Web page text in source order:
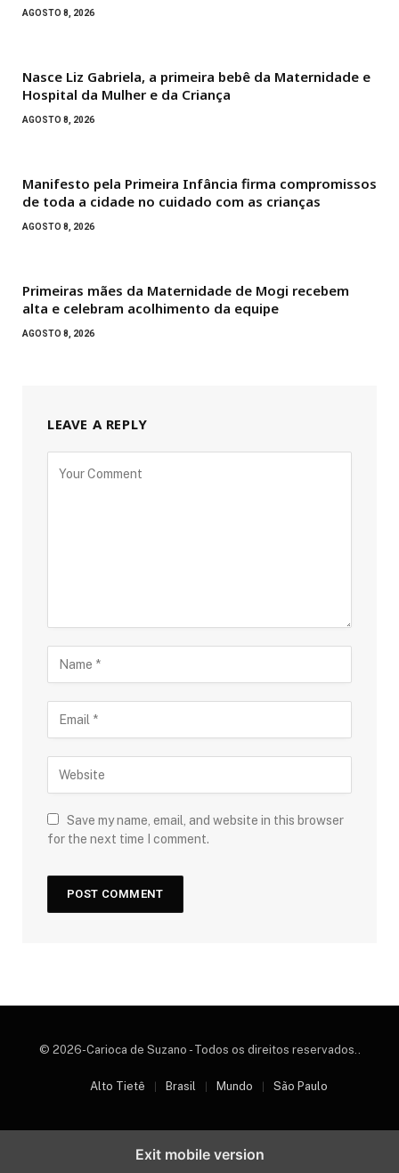
AGOSTO 8, 2026
Nasce Liz Gabriela, a primeira bebê da Maternidade e
Hospital da Mulher e da Criança
AGOSTO 8, 2026
Manifesto pela Primeira Infância firma compromissos
de toda a cidade no cuidado com as crianças
AGOSTO 8, 2026
Primeiras mães da Maternidade de Mogi recebem
alta e celebram acolhimento da equipe
AGOSTO 8, 2026
LEAVE A REPLY
Save my name, email, and website in this browser
for the next time I comment.
© 2026-Carioca de Suzano - Todos os direitos reservados..
Alto Tietê Brasil Mundo São Paulo
Exit mobile version